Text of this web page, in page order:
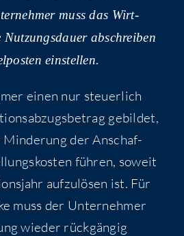
muss das Wirt­
abschrei­ben
einstellen.
einen nur steu­er­lich
gebil­det,
Min­de­rung der Anschaf­
füh­ren, soweit
auf­zu­lö­sen ist. Für
muss der Unter­neh­mer
wie­der rück­gän­gig